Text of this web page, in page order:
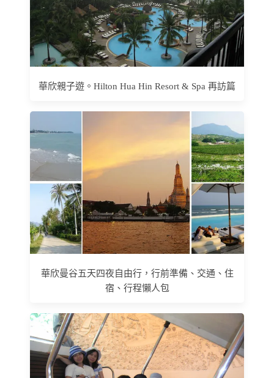
華欣親子遊。Hilton Hua Hin Resort & Spa 再訪篇
華欣曼谷五天四夜自由行，行前準備、交通、住
宿、行程懶人包